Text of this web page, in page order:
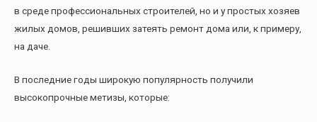
в среде профессиональных строителей, но и у простых хозяев
жилых домов, решивших затеять ремонт дома или, к примеру,
на даче.
В последние годы широкую популярность получили
высокопрочные метизы, которые: